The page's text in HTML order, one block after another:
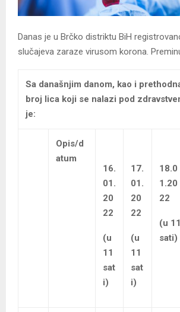
Danas je u Brčko distriktu BiH
slučajeva zaraze virusom korona.
Sa današnjim danom, kao i
broj lica koji se nalazi pod
je:
Opis/d
atum
16.
01.
20
22
(u
11
sat
i)
17.
01.
20
22
(u
11
sat
i)
18.0
1.20
22
(u 11
sati)